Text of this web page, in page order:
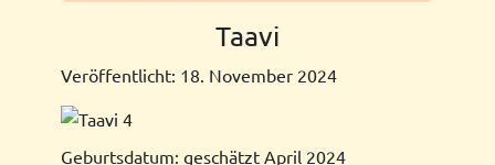
Taavi
Veröffentlicht: 18. November 2024
Geburtsdatum: geschätzt April 2024